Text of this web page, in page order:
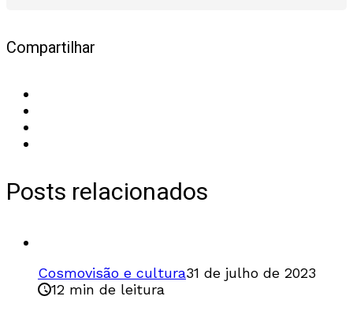
Compartilhar
Posts relacionados
Cosmovisão e cultura31 de julho de 2023
12 min de leitura